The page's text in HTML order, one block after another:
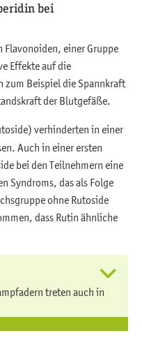
bei
Flavonoiden, einer Gruppe
Effekte auf die
zum Beispiel die Spannkraft
der Blutgefäße.
verhinderten in einer
Auch in einer ersten
bei den Teilnehmern eine
Syndroms, das als Folge
ohne Rutoside
dass Rutin ähnliche
treten auch in